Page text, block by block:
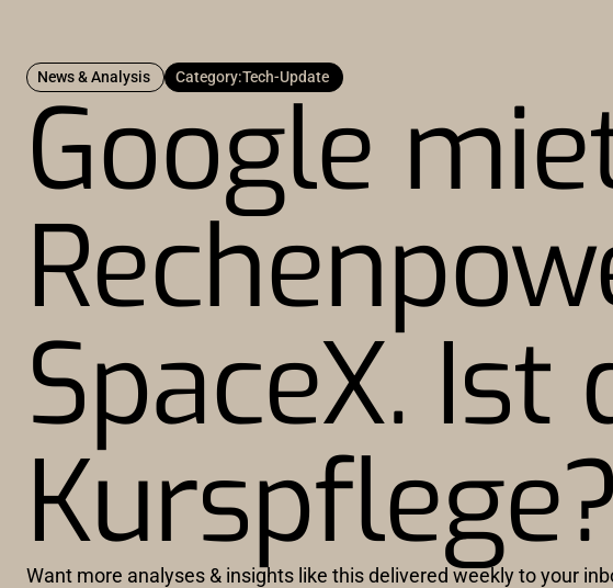
News & Analysis Category:Tech-Update
Google
SpaceX. Ist
Kurspflege?
Want more analyses & insights like this delivered weekly to your